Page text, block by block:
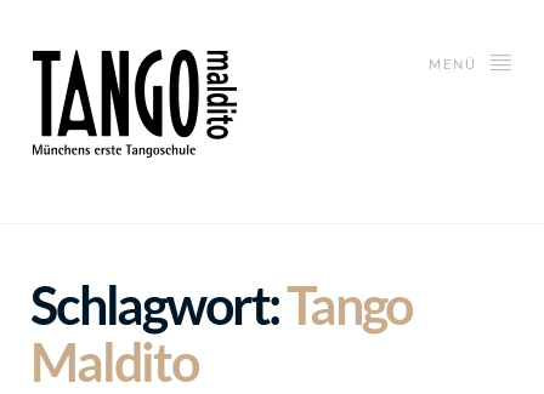
MENÜ
Schlagwort:Tango
Maldito